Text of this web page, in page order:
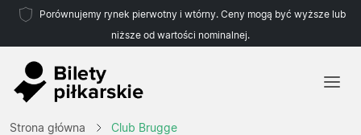
Porównujemy rynek pierwotny i wtórny. Ceny mogą być wyższe lub
niższe od wartości nominalnej.
Strona główna
Strona główna Club Brugge